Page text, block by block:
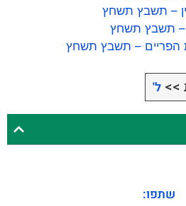
– תשבץ תשחץ
– תשבץ תשחץ
הפריים – תשבץ תשחץ
>> ל'
שתפו: